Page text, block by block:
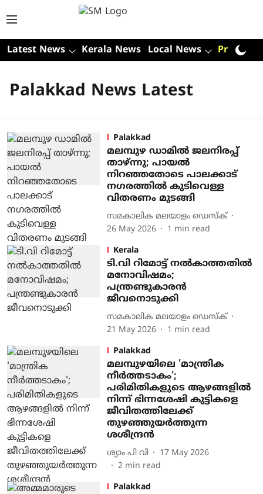
Latest News Kerala News Local News Premium
Palakkad News Latest
Palakkad
മലമ്പുഴ ഡാമിൽ ജലനിരപ്പ്
താഴ്ന്നു; പായൽ
നിറഞ്ഞതോടെ പാലക്കാട്
നഗരത്തിൽ കുടിവെള്ള
വിതരണം മുടങ്ങി
സമകാലിക മലയാളം ഡെസ്ക്
26 May 2026
1 min read
Kerala
ടി.വി റിമോട്ട് നൽകാത്തതിൽ
മനോവിഷമം;
പന്ത്രണ്ടുകാരൻ
ജീവനൊടുക്കി
സമകാലിക മലയാളം ഡെസ്ക്
21 May 2026
1 min read
Palakkad
മലമ്പുഴയിലെ 'മാന്ത്രിക
നീർത്തടാകം';
പരിമിതികളുടെ ആഴങ്ങളിൽ
നിന്ന് ഭിന്നശേഷി കുട്ടികളെ
ജീവിതത്തിലേക്ക്
തുഴഞ്ഞുയർത്തുന്ന
ശശീന്ദ്രൻ
ശ്യാം പി വി
17 May 2026
2 min read
Palakkad